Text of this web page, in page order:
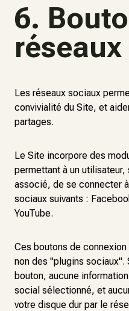
6.
Les réseaux sociaux
convivialité du Site, et
partages.
Le Site incorpore des
permettant à un utilisateur,
associé, de se connecter à
sociaux suivants :
YouTube.
Ces boutons de
non des "plugins sociaux".
bouton, aucune
social sélectionné, et
votre disque dur par le